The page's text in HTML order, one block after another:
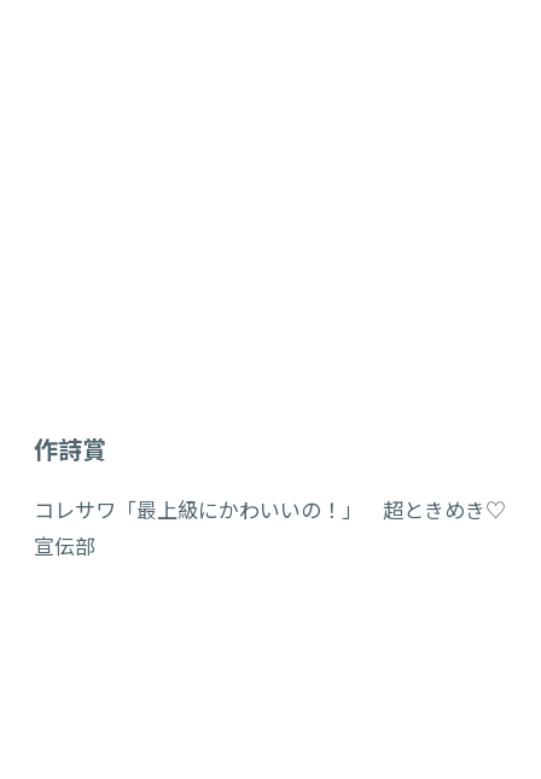
作詩賞
コレサワ「最上級にかわいいの！」 超ときめき♡
宣伝部